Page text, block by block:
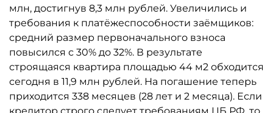
млн, достигнув 8,3 млн рублей. Увеличились и
требования к платёжеспособности заёмщиков:
средний размер первоначального взноса
повысился с 30% до 32%. В результате
строящаяся квартира площадью 44 м2 обходится
сегодня в 11,9 млн рублей. На погашение теперь
приходится 338 месяцев (28 лет и 2 месяца). Если